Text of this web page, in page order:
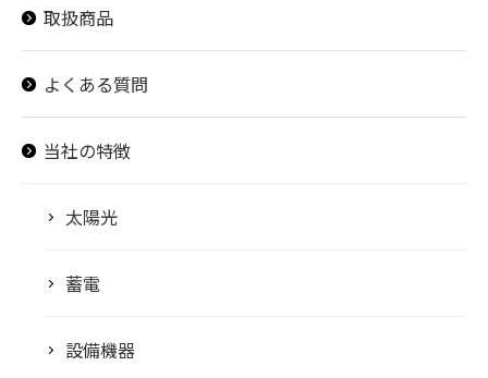
取扱商品
よくある質問
当社の特徴
太陽光
蓄電
設備機器